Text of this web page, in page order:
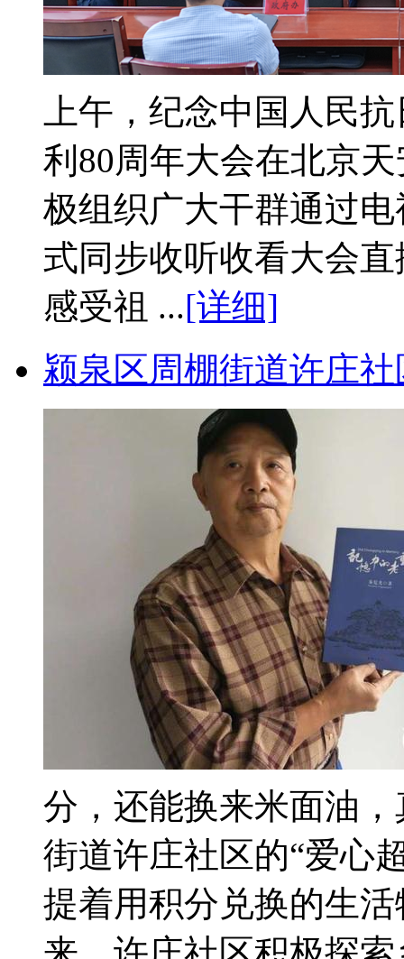
上午，纪念中国人民
利80周年大会在北京
极组织广大干群通过
式同步收听收看大会
感受祖 ...[详细]
颍泉区周棚街道许庄
分，还能换来米面油
街道许庄社区的“爱心
提着用积分兑换的生